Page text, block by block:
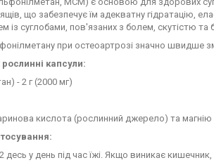
що забезпечує їм адекватну гідратацію,
із суглобами, пов'язаних з болем, скутістю
при остеоартрозі значно швидше
капсули:
- 2 г (2000 мг)
кислота (рослинний джерело) та
у день під час їжі. Якщо виникає